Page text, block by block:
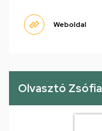
Weboldal
Olvasztó Zsófia